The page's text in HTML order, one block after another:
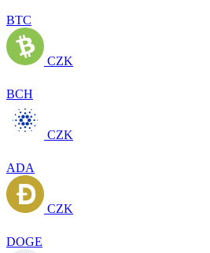
BTC
CZK
BCH
CZK
ADA
CZK
DOGE